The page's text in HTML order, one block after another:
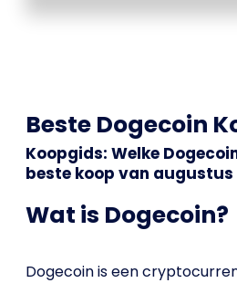
Beste Dogecoin
Koopgids: Welke
beste koop van augustus
Wat is Dogecoin?
Dogecoin is een